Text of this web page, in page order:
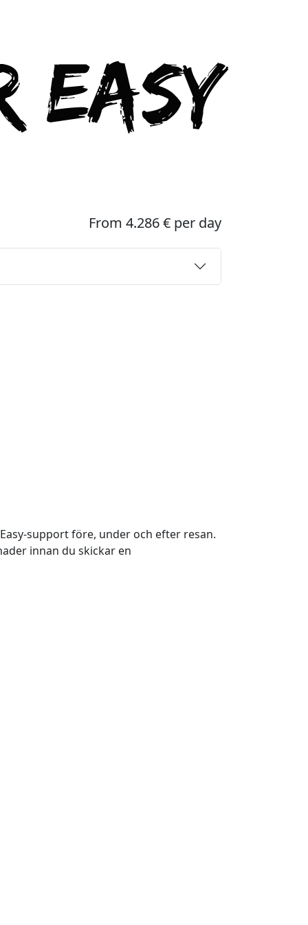
From 4.286 € per day
support före, under och efter resan.
innan du skickar en